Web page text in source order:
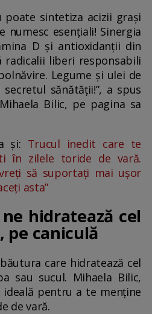
poate sintetiza acizii grași
numesc esențiali! Sinergia
D și antioxidanții din
radicalii liberi responsabili
Legume și ulei de
sănătății!”, a spus
Bilic, pe pagina sa
și: Trucul inedit care te
în zilele toride de vară.
să suportați mai ușor
asta”
hidratează cel
pe caniculă
care hidratează cel
sau sucul. Mihaela Bilic,
ideală pentru a te menține
de vară.